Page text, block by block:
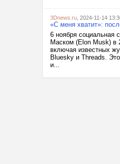
3Dnews.ru , 2024-11-14
«С меня хватит»:
6 ноября социальная
Маском (Elon Musk) в
включая известных
Bluesky и Threads.
и...